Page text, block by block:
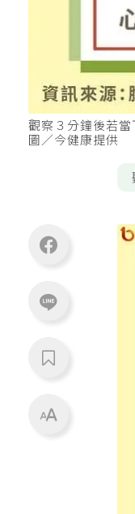
觀察３分鐘後若
圖／今健康提供